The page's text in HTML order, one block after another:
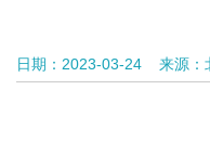
日期：2023-03-24 来源：